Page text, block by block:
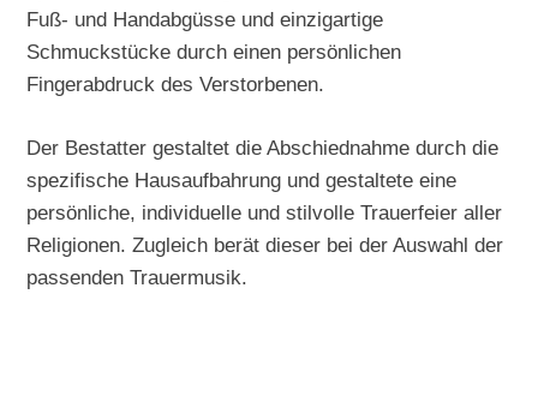
Fuß- und Handabgüsse und einzigartige
Schmuckstücke durch einen persönlichen
Fingerabdruck des Verstorbenen.
Der Bestatter gestaltet die Abschiednahme durch die
spezifische Hausaufbahrung und gestaltete eine
persönliche, individuelle und stilvolle Trauerfeier aller
Religionen. Zugleich berät dieser bei der Auswahl der
passenden Trauermusik.